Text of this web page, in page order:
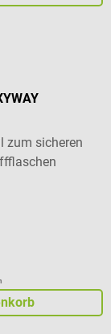
zum sicheren